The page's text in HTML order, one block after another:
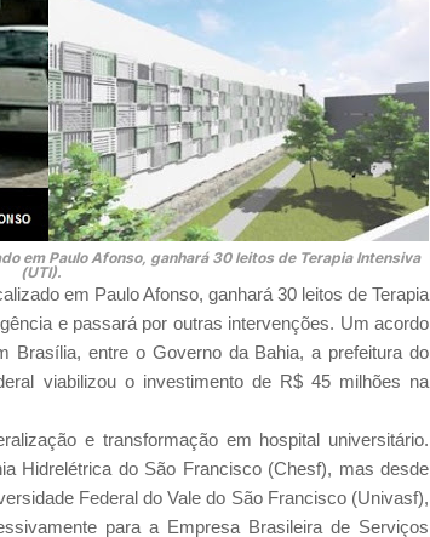
em Paulo Afonso, ganhará 30 leitos de Terapia Intensiva
(UTI).
em Paulo Afonso, ganhará 30 leitos de Terapia
e passará por outras intervenções. Um acordo
Brasília, entre o Governo da Bahia, a prefeitura do
viabilizou o investimento de R$ 45 milhões na
e transformação em hospital universitário.
Hidrelétrica do São Francisco (Chesf), mas desde
Federal do Vale do São Francisco (Univasf),
para a Empresa Brasileira de Serviços